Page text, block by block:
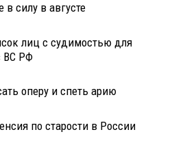
силу в августе
лиц с судимостью для
ВС РФ
оперу и спеть арию
по старости в России